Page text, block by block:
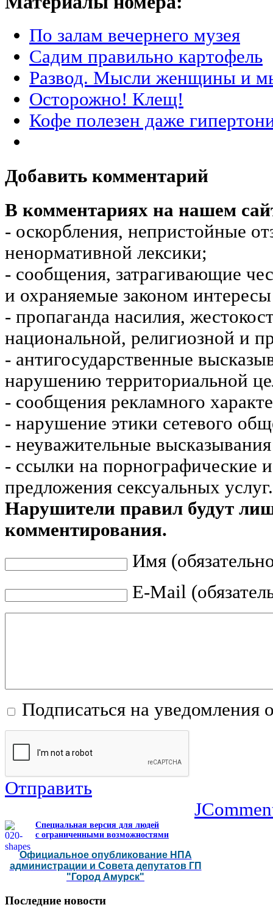
По залам вечернего музея
Садим правильно картофель
Развод. Мысли женщины и
Осторожно! Клещ!
Кофе полезен даже
Добавить комментарий
В комментариях на нашем
- оскорбления, непристойные
ненормативной лексики;
- сообщения, затрагивающие
и охраняемые законом
- пропаганда насилия,
национальной, религиозной и
- антигосударственные
нарушению территориальной
- сообщения рекламного
- нарушение этики сетевого
- неуважительные
- ссылки на порнографические
предложения сексуальных услуг.
Нарушители правил будут
комментирования.
Имя
E-Mail
Подписаться на уведомления
Отправить
Специальная версия для людей
с ограниченными возможностями
Официальное опубликование НПА
администрации и Совета депутатов ГП
"Город Амурск"
Последние новости